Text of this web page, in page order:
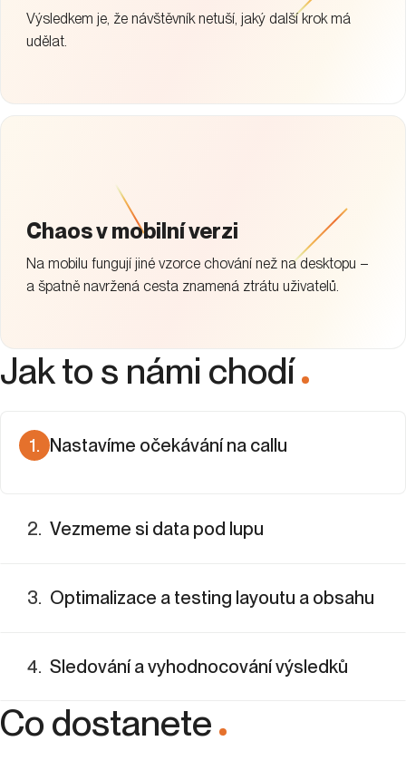
Výsledkem je, že návštěvník netuší, jaký další krok má
udělat.
Chaos v mobilní verzi
Na mobilu fungují jiné vzorce chování než na desktopu –
a špatně navržená cesta znamená ztrátu uživatelů.
Jak to s námi chodí
.
1. Nastavíme očekávání na callu
page pracovala přesně pro váš byznys.
2. Vezmeme si data pod lupu
3. Optimalizace a testing layoutu a obsahu
4. Sledování a vyhodnocování výsledků
Co dostanete
.